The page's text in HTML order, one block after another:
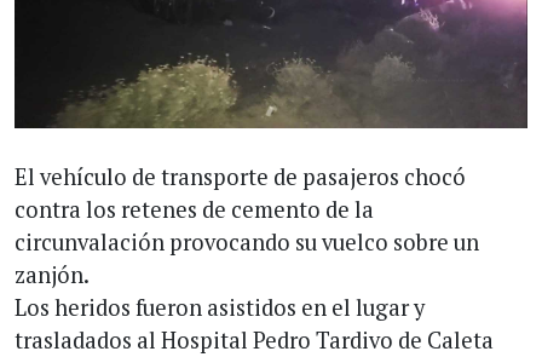
El vehículo de transporte de pasajeros chocó
contra los retenes de cemento de la
circunvalación provocando su vuelco sobre un
zanjón.
Los heridos fueron asistidos en el lugar y
trasladados al Hospital Pedro Tardivo de Caleta